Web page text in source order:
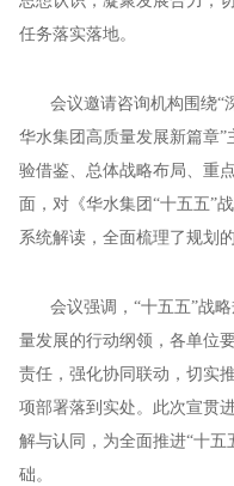
任务落实落地。
会议邀请咨询机构围绕“
华水集团高质量发展新篇章
验借鉴、总体战略布局、重
面，对《华水集团“十五五”
系统解读，全面梳理了规划
会议强调，“十五五”战
量发展的行动纲领，各单位
责任，强化协同联动，切实
项部署落到实处。此次宣贯
解与认同，为全面推进“十
础。